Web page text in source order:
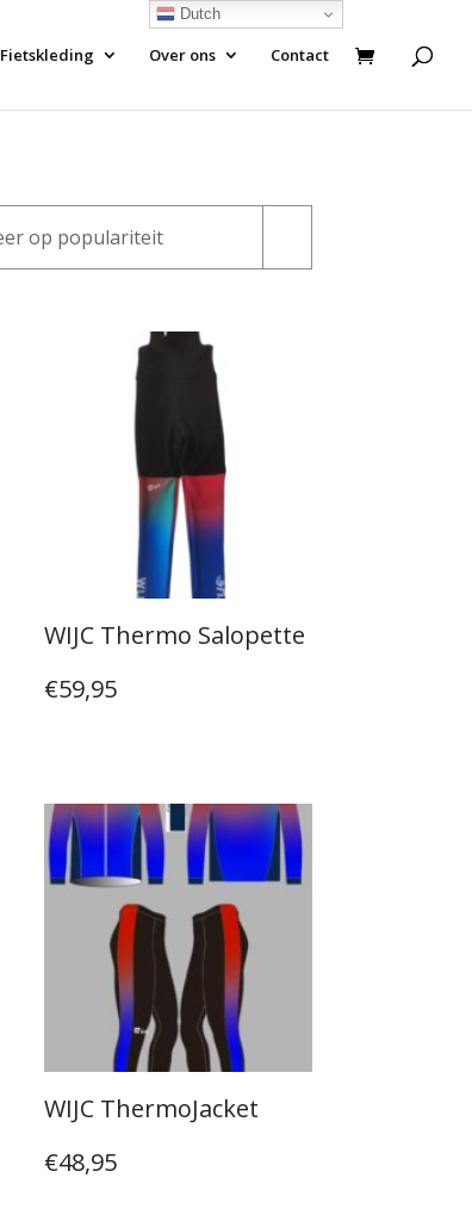
Fietskleding Over ons Contact
WIJC Thermo Salopette
€59,95
WIJC ThermoJacket
€48,95
Dutch